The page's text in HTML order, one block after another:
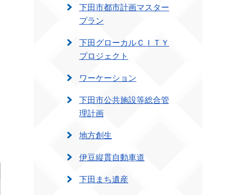
下田市都市計画マスター
プラン
下田グローカルＣＩＴＹ
プロジェクト
ワーケーション
下田市公共施設等総合管
理計画
地方創生
伊豆縦貫自動車道
下田まち遺産